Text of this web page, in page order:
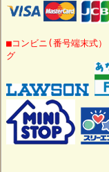
■コンビニ(番号端末式）
グ